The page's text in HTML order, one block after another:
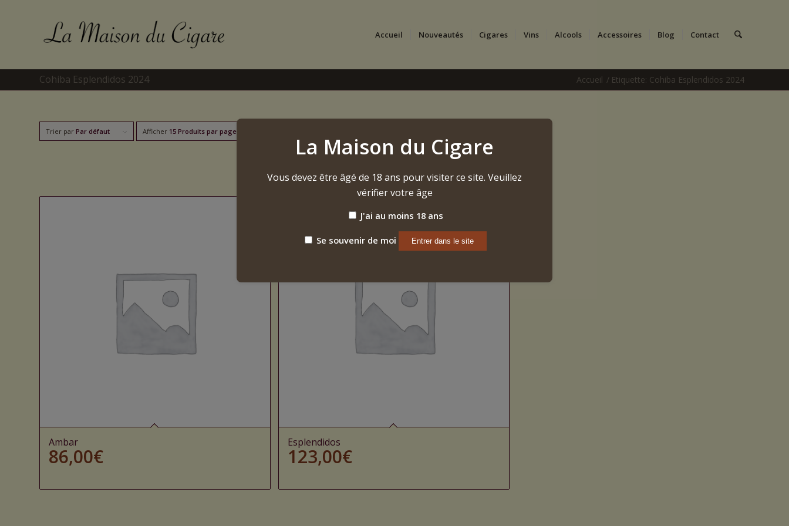
Accueil Nouveautés Cigares Vins Alcools Accessoires Blog Contact
Cohiba Esplendidos 2024 Accueil / Etiquette: Cohiba Esplendidos 2024
Trier par Par défaut Afficher 15 Produits par page
Ambar
86,00€
Esplendidos
123,00€
La Maison du Cigare
Vous devez être âgé de 18 ans pour visiter ce site. Veuillez
vérifier votre âge
J'ai au moins 18 ans
Se souvenir de moi